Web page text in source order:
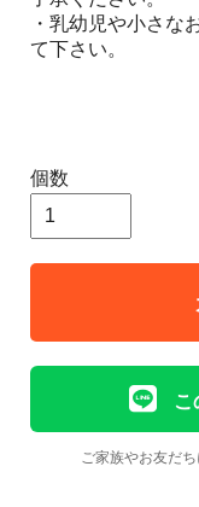
・乳幼児や小さな
て下さい。
個数
こ
ご家族やお友だ